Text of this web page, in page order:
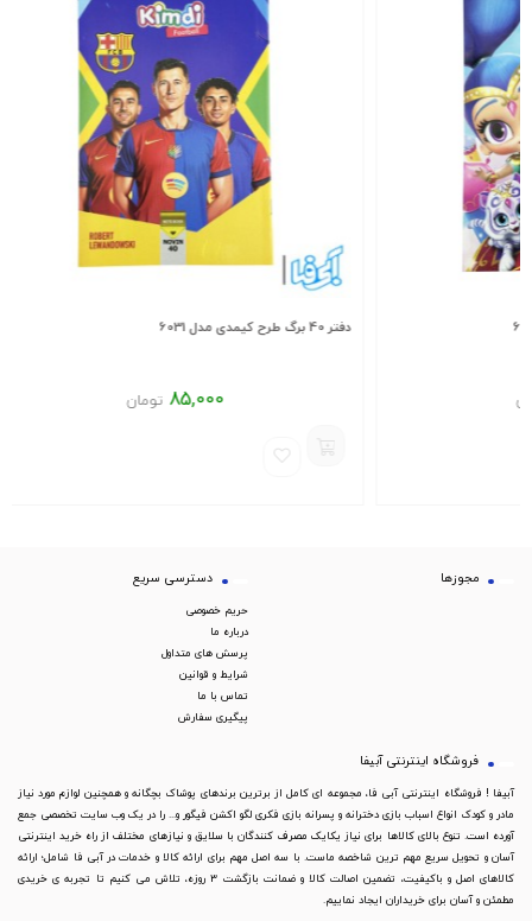
تومان
مجوزها دسترسی سریع
حریم خصوصی
درباره ما
پرسش های متداول
شرایط و قوانین
تماس با ما
پیگیری سفارش
فروشگاه اینترنتی آبیفا
آبیفا ! فروشگاه اینترنتی آبی فا، مجموعه ای کامل از برترین برندهای پوشاک بچگانه و همچنین لوازم مورد نیاز
مادر و کودک انواع اسباب بازی دخترانه و پسرانه بازی فکری لگو اکشن فیگور و... را در یک وب سایت تخصصی جمع
آورده است. تنوع بالای کالاها برای نیاز یکایک مصرف کنندگان با سلایق و نیازهای مختلف از راه خرید اینترنتی
آسان و تحویل سریع مهم ترین شاخصه ماست. با سه اصل مهم برای ارائه کالا و خدمات در آبی فا شامل؛ ارائه
کالاهای اصل و باکیفیت، تضمین اصالت کالا و ضمانت بازگشت 3 روزه، تلاش می کنیم تا تجربه ی خریدی
مطمئن و آسان برای خریداران ایجاد نماییم.